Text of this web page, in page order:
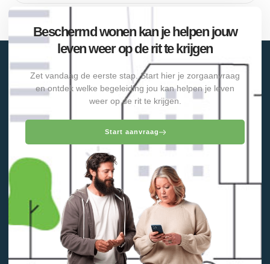
Beschermd wonen kan je helpen jouw
leven weer op de rit te krijgen
Zet vandaag de eerste stap. Start hier je zorgaanvraag
en ontdek welke begeleiding jou kan helpen je leven
weer op de rit te krijgen.
Start aanvraag